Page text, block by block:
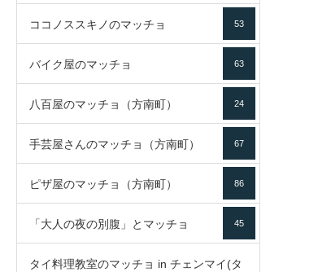
ココノススキノのマッチョ 53
バイク屋のマッチョ 63
八百屋のマッチョ（方南町） 24
手芸屋さんのマッチョ（方南町） 67
ピザ屋のマッチョ（方南町） 86
「大人の夜の別腹」とマッチョ 45
タイ料理教室のマッチョ in チェンマイ(タ